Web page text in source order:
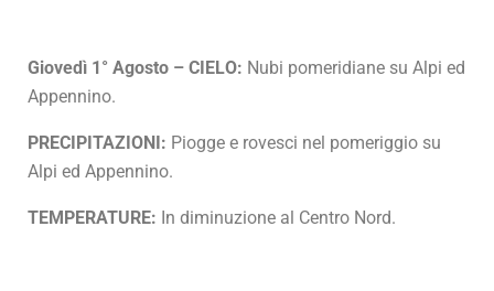
Giovedì 1° Agosto – CIELO: Nubi pomeridiane su Alpi ed
Appennino.
PRECIPITAZIONI: Piogge e rovesci nel pomeriggio su
Alpi ed Appennino.
TEMPERATURE: In diminuzione al Centro Nord.